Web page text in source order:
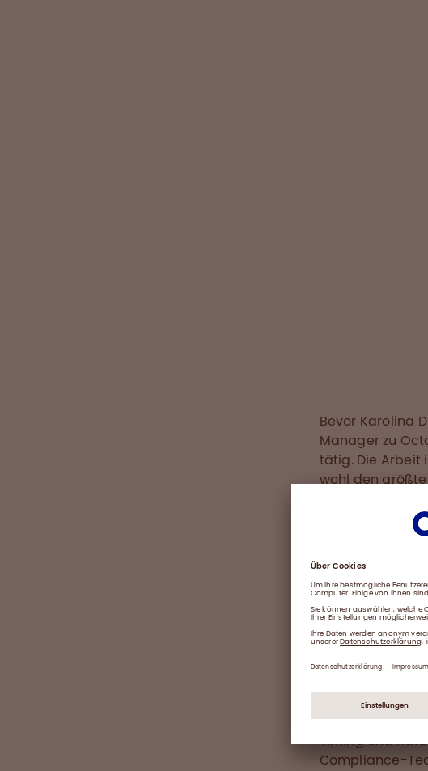
Bevor Karolina
Manager zu
tätig. Die Arbeit
wohl den
»Mir macht
muss, dass
vor dieser
Dieses Mindset
Team zuständig
Teamwork, viel
Reviews von
gesamten
Timing und
Compliance-